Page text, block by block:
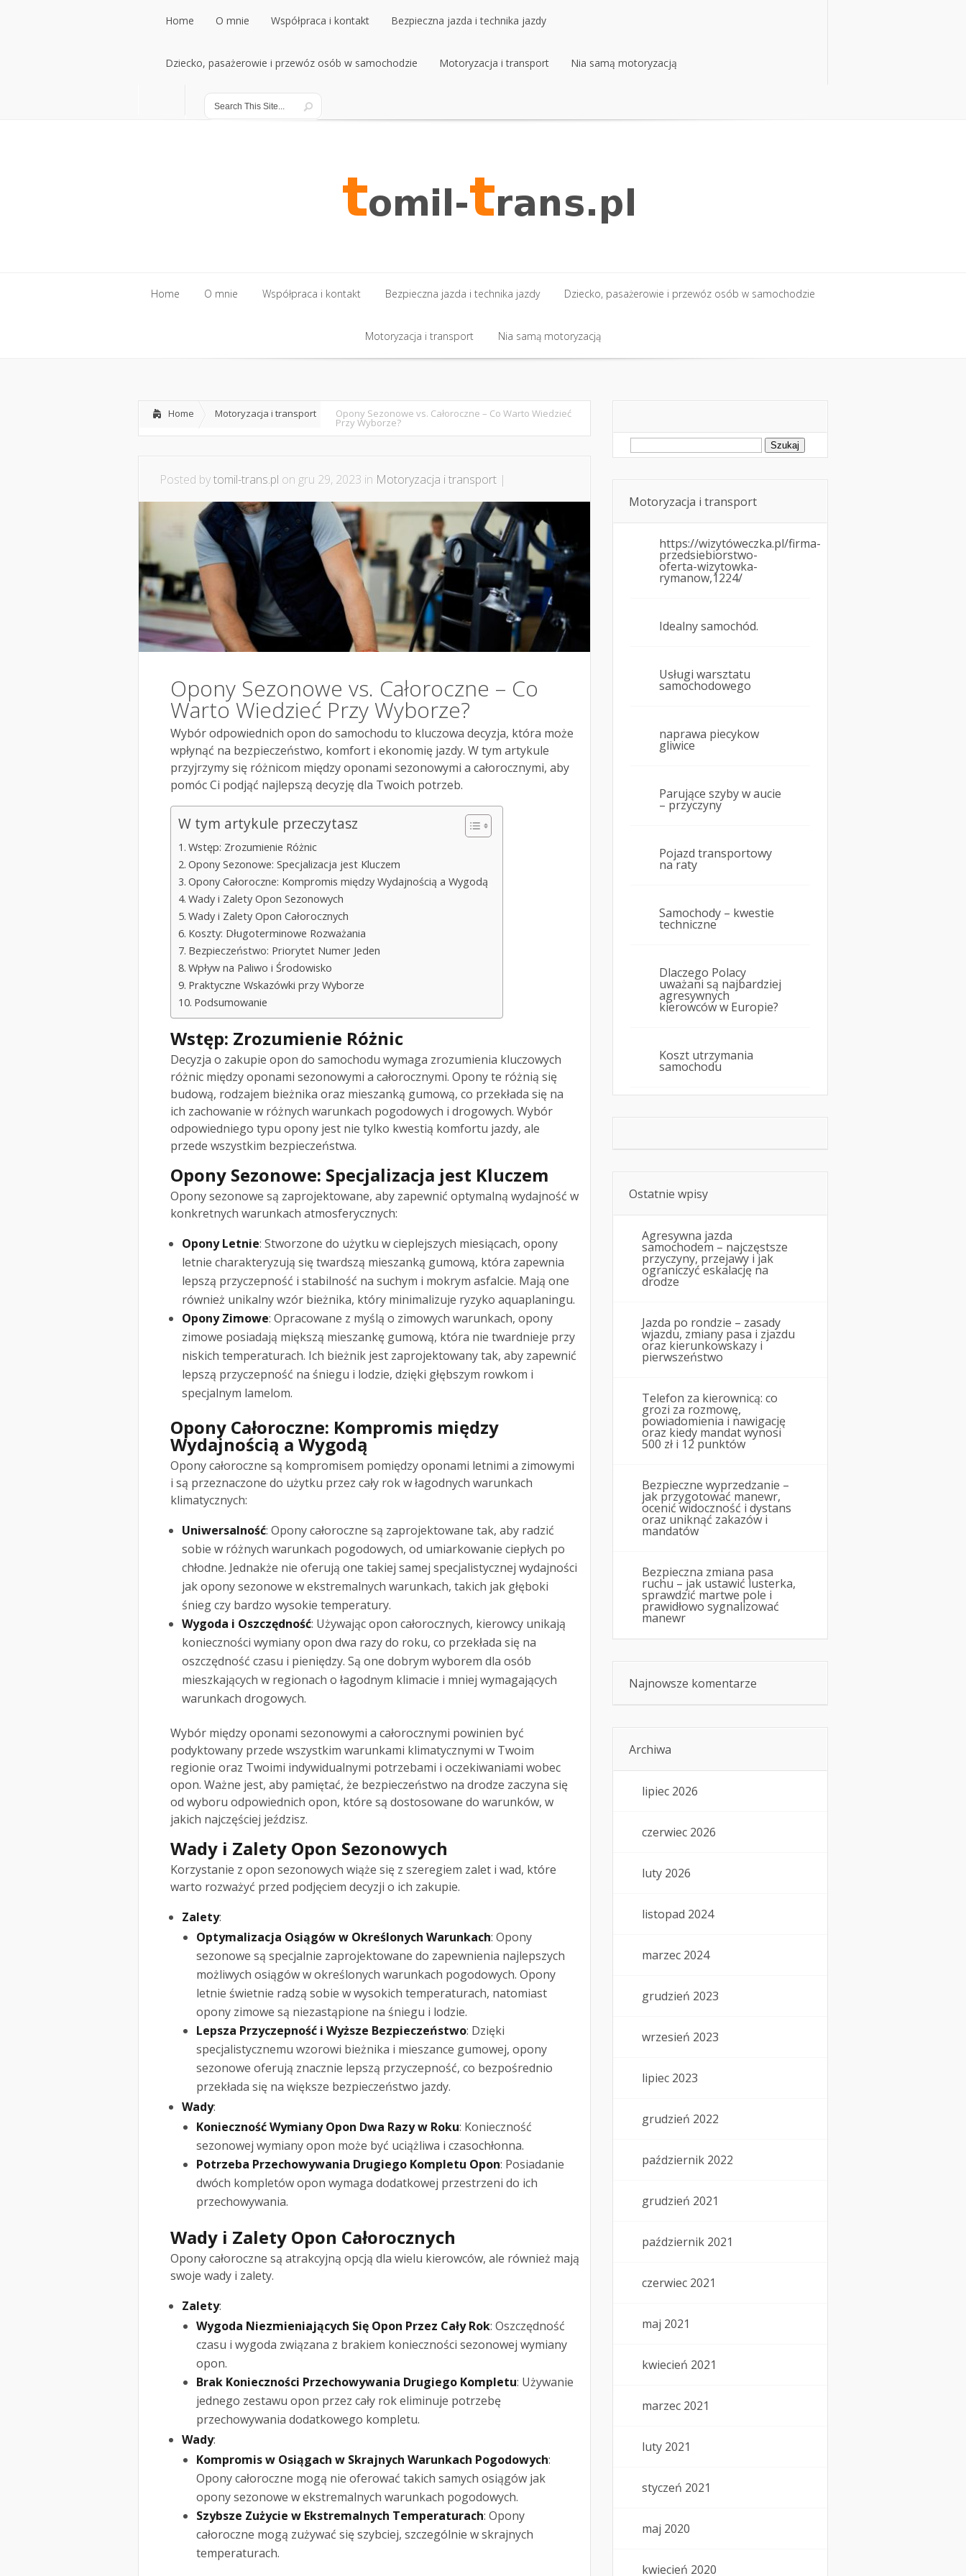
Home
Home
O mnie
O mnie
Współpraca i kontakt
Współpraca i kontakt
Bezpieczna jazda i technika jazdy
Bezpieczna jazda i technika jazdy
Dziecko, pasażerowie i przewóz osób w samochodzie
Dziecko, pasażerowie i przewóz osób w samochodzie
Motoryzacja i transport Nia samą motoryzacją
Home O mnie Współpraca i kontakt Bezpieczna jazda i technika jazdy
Bezpieczna jazda i technika jazdy
Dziecko, pasażerowie i przewóz osób w samochodzie
Dziecko, pasażerowie i przewóz osób w samochodzie
Motoryzacja i transport Nia samą motoryzacją
Home Motoryzacja i transport Opony Sezonowe vs. Całoroczne – Co Warto Wiedzieć
Przy Wyborze?
Posted bytomil-trans.pl on gru 29, 2023 in Motoryzacja i transport |
Opony Sezonowe vs. Całoroczne – Co
Warto Wiedzieć Przy Wyborze?
Wybór odpowiednich opon do samochodu to kluczowa decyzja, która może
wpłynąć na bezpieczeństwo, komfort i ekonomię jazdy. W tym artykule
przyjrzymy się różnicom między oponami sezonowymi a całorocznymi, aby
pomóc Ci podjąć najlepszą decyzję dla Twoich potrzeb.
W tym artykule przeczytasz
Wstęp: Zrozumienie Różnic
Opony Sezonowe: Specjalizacja jest Kluczem
Opony Całoroczne: Kompromis między Wydajnością a Wygodą
Wady i Zalety Opon Sezonowych
Wady i Zalety Opon Całorocznych
Koszty: Długoterminowe Rozważania
Bezpieczeństwo: Priorytet Numer Jeden
Wpływ na Paliwo i Środowisko
Praktyczne Wskazówki przy Wyborze
Podsumowanie
Wstęp: Zrozumienie Różnic
Decyzja o zakupie opon do samochodu wymaga zrozumienia kluczowych
różnic między oponami sezonowymi a całorocznymi. Opony te różnią się
budową, rodzajem bieżnika oraz mieszanką gumową, co przekłada się na
ich zachowanie w różnych warunkach pogodowych i drogowych. Wybór
odpowiedniego typu opony jest nie tylko kwestią komfortu jazdy, ale
przede wszystkim bezpieczeństwa.
Opony Sezonowe: Specjalizacja jest Kluczem
Opony sezonowe są zaprojektowane, aby zapewnić optymalną wydajność w
konkretnych warunkach atmosferycznych:
Opony Letnie: Stworzone do użytku w cieplejszych miesiącach, opony
letnie charakteryzują się twardszą mieszanką gumową, która zapewnia
lepszą przyczepność i stabilność na suchym i mokrym asfalcie. Mają one
również unikalny wzór bieżnika, który minimalizuje ryzyko aquaplaningu.
Opony Zimowe: Opracowane z myślą o zimowych warunkach, opony
zimowe posiadają miększą mieszankę gumową, która nie twardnieje przy
niskich temperaturach. Ich bieżnik jest zaprojektowany tak, aby zapewnić
lepszą przyczepność na śniegu i lodzie, dzięki głębszym rowkom i
specjalnym lamelom.
Opony Całoroczne: Kompromis między
Wydajnością a Wygodą
Opony całoroczne są kompromisem pomiędzy oponami letnimi a zimowymi
i są przeznaczone do użytku przez cały rok w łagodnych warunkach
klimatycznych:
Uniwersalność: Opony całoroczne są zaprojektowane tak, aby radzić
sobie w różnych warunkach pogodowych, od umiarkowanie ciepłych po
chłodne. Jednakże nie oferują one takiej samej specjalistycznej wydajności
jak opony sezonowe w ekstremalnych warunkach, takich jak głęboki
śnieg czy bardzo wysokie temperatury.
Wygoda i Oszczędność: Używając opon całorocznych, kierowcy unikają
konieczności wymiany opon dwa razy do roku, co przekłada się na
oszczędność czasu i pieniędzy. Są one dobrym wyborem dla osób
mieszkających w regionach o łagodnym klimacie i mniej wymagających
warunkach drogowych.
Wybór między oponami sezonowymi a całorocznymi powinien być
podyktowany przede wszystkim warunkami klimatycznymi w Twoim
regionie oraz Twoimi indywidualnymi potrzebami i oczekiwaniami wobec
opon. Ważne jest, aby pamiętać, że bezpieczeństwo na drodze zaczyna się
od wyboru odpowiednich opon, które są dostosowane do warunków, w
jakich najczęściej jeździsz.
Wady i Zalety Opon Sezonowych
Korzystanie z opon sezonowych wiąże się z szeregiem zalet i wad, które
warto rozważyć przed podjęciem decyzji o ich zakupie.
Zalety:
Optymalizacja Osiągów w Określonych Warunkach: Opony
sezonowe są specjalnie zaprojektowane do zapewnienia najlepszych
możliwych osiągów w określonych warunkach pogodowych. Opony
letnie świetnie radzą sobie w wysokich temperaturach, natomiast
opony zimowe są niezastąpione na śniegu i lodzie.
Lepsza Przyczepność i Wyższe Bezpieczeństwo: Dzięki
specjalistycznemu wzorowi bieżnika i mieszance gumowej, opony
sezonowe oferują znacznie lepszą przyczepność, co bezpośrednio
przekłada się na większe bezpieczeństwo jazdy.
Wady:
Konieczność Wymiany Opon Dwa Razy w Roku: Konieczność
sezonowej wymiany opon może być uciążliwa i czasochłonna.
Potrzeba Przechowywania Drugiego Kompletu Opon: Posiadanie
dwóch kompletów opon wymaga dodatkowej przestrzeni do ich
przechowywania.
Wady i Zalety Opon Całorocznych
Opony całoroczne są atrakcyjną opcją dla wielu kierowców, ale również mają
swoje wady i zalety.
Zalety:
Wygoda Niezmieniających Się Opon Przez Cały Rok: Oszczędność
czasu i wygoda związana z brakiem konieczności sezonowej wymiany
opon.
Brak Konieczności Przechowywania Drugiego Kompletu: Używanie
jednego zestawu opon przez cały rok eliminuje potrzebę
przechowywania dodatkowego kompletu.
Wady:
Kompromis w Osiągach w Skrajnych Warunkach Pogodowych:
Opony całoroczne mogą nie oferować takich samych osiągów jak
opony sezonowe w ekstremalnych warunkach pogodowych.
Szybsze Zużycie w Ekstremalnych Temperaturach: Opony
całoroczne mogą zużywać się szybciej, szczególnie w skrajnych
temperaturach.
Szukaj:
Motoryzacja i transport
https://wizytóweczka.pl/firma-
przedsiebiorstwo-
oferta-wizytowka-
rymanow,1224/
Idealny samochód.
Usługi warsztatu
samochodowego
naprawa piecykow
gliwice
Parujące szyby w aucie
– przyczyny
Pojazd transportowy
na raty
Samochody – kwestie
techniczne
Dlaczego Polacy
uważani są najbardziej
agresywnych
kierowców w Europie?
Koszt utrzymania
samochodu
Ostatnie wpisy
Agresywna jazda
samochodem – najczęstsze
przyczyny, przejawy i jak
ograniczyć eskalację na
drodze
Jazda po rondzie – zasady
wjazdu, zmiany pasa i zjazdu
oraz kierunkowskazy i
pierwszeństwo
Telefon za kierownicą: co
grozi za rozmowę,
powiadomienia i nawigację
oraz kiedy mandat wynosi
500 zł i 12 punktów
Bezpieczne wyprzedzanie –
jak przygotować manewr,
ocenić widoczność i dystans
oraz uniknąć zakazów i
mandatów
Bezpieczna zmiana pasa
ruchu – jak ustawić lusterka,
sprawdzić martwe pole i
prawidłowo sygnalizować
manewr
Najnowsze komentarze
Archiwa
lipiec 2026
czerwiec 2026
luty 2026
listopad 2024
marzec 2024
grudzień 2023
wrzesień 2023
lipiec 2023
grudzień 2022
październik 2022
grudzień 2021
październik 2021
czerwiec 2021
maj 2021
kwiecień 2021
marzec 2021
luty 2021
styczeń 2021
maj 2020
kwiecień 2020